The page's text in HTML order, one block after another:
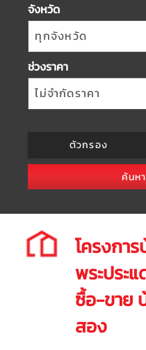
จังหวัด
ทุกจังหวัด
ช่วงราคา
ไม่จำกัดราคา
ตัวกรอง
ค้นหา
โครงกา
พระประ
ซื้อ-ขาย
สอง